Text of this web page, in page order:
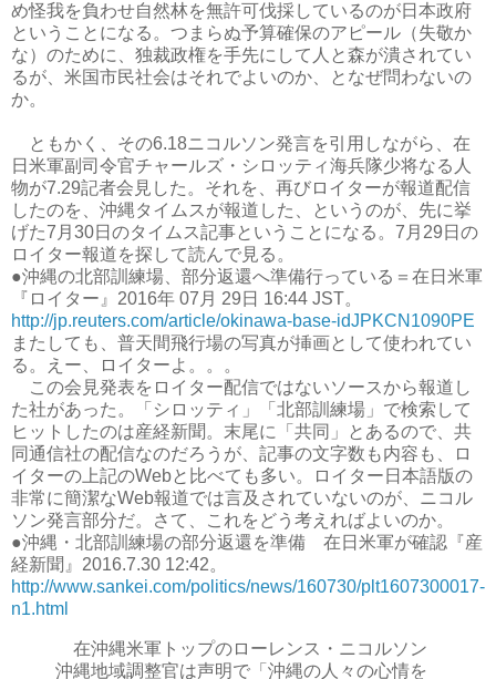
め怪我を負わせ自然林を無許可伐採しているのが日本政府
ということになる。つまらぬ予算確保のアピール（失敬か
な）のために、独裁政権を手先にして人と森が潰されてい
るが、米国市民社会はそれでよいのか、となぜ問わないの
か。
ともかく、その6.18ニコルソン発言を引用しながら、在
日米軍副司令官チャールズ・シロッティ海兵隊少将なる人
物が7.29記者会見した。それを、再びロイターが報道配信
したのを、沖縄タイムスが報道した、というのが、先に挙
げた7月30日のタイムス記事ということになる。7月29日の
ロイター報道を探して読んで見る。
●沖縄の北部訓練場、部分返還へ準備行っている＝在日米軍
『ロイター』2016年 07月 29日 16:44 JST。
http://jp.reuters.com/article/okinawa-base-idJPKCN1090PE
またしても、普天間飛行場の写真が挿画として使われてい
る。えー、ロイターよ。。。
この会見発表をロイター配信ではないソースから報道し
た社があった。「シロッティ」「北部訓練場」で検索して
ヒットしたのは産経新聞。末尾に「共同」とあるので、共
同通信社の配信なのだろうが、記事の文字数も内容も、ロ
イターの上記のWebと比べても多い。ロイター日本語版の
非常に簡潔なWeb報道では言及されていないのが、ニコル
ソン発言部分だ。さて、これをどう考えればよいのか。
●沖縄・北部訓練場の部分返還を準備 在日米軍が確認『産
経新聞』2016.7.30 12:42。
http://www.sankei.com/politics/news/160730/plt1607300017-
n1.html
在沖縄米軍トップのローレンス・ニコルソン
沖縄地域調整官は声明で「沖縄の人々の心情を